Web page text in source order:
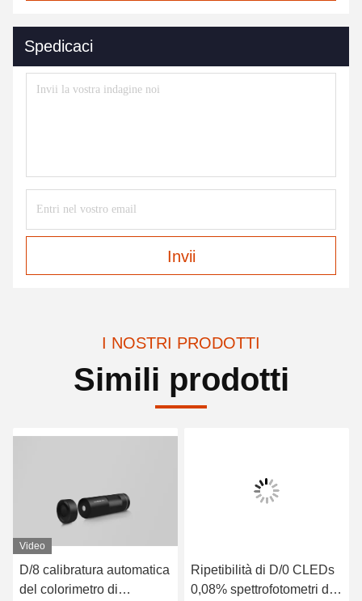
Spedicaci
Invii
I NOSTRI PRODOTTI
Simili prodotti
Video
D/8 calibratura automatica
del colorimetro di
Ripetibilità di D/0 CLEDs
0,08% spettrofotometri di